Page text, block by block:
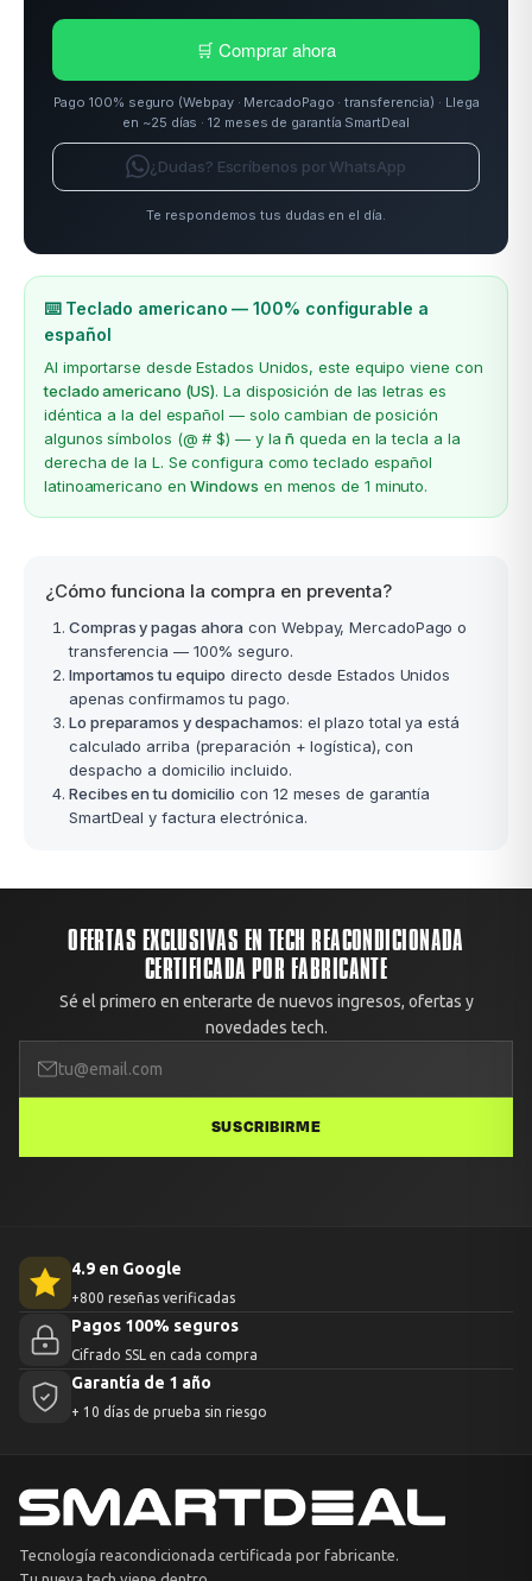
🛒 Comprar ahora
Pago 100% seguro (Webpay · MercadoPago · transferencia) · Llega
en ~25 días · 12 meses de garantía SmartDeal
¿Dudas? Escríbenos por WhatsApp
Te respondemos tus dudas en el día.
⌨️ Teclado americano — 100% configurable a
español
Al importarse desde Estados Unidos, este equipo viene con
teclado americano (US). La disposición de las letras es
idéntica a la del español — solo cambian de posición
algunos símbolos (@ # $) — y lañ queda en la tecla a la
derecha de la L. Se configura como teclado español
latinoamericano enWindows en menos de 1 minuto.
¿Cómo funciona la compra en preventa?
Compras y pagas ahora con Webpay, MercadoPago o
transferencia — 100% seguro.
Importamos tu equipo directo desde Estados Unidos
apenas confirmamos tu pago.
Lo preparamos y despachamos: el plazo total ya está
calculado arriba (preparación + logística), con
despacho a domicilio incluido.
Recibes en tu domicilio con 12 meses de garantía
SmartDeal y factura electrónica.
OFERTAS EXCLUSIVAS EN TECH REACONDICIONADA
CERTIFICADA POR FABRICANTE
Sé el primero en enterarte de nuevos ingresos, ofertas y
novedades tech.
SUSCRIBIRME
4.9 en Google
+800 reseñas verificadas
Pagos 100% seguros
Cifrado SSL en cada compra
Garantía de 1 año
+ 10 días de prueba sin riesgo
Tecnología reacondicionada certificada por fabricante.